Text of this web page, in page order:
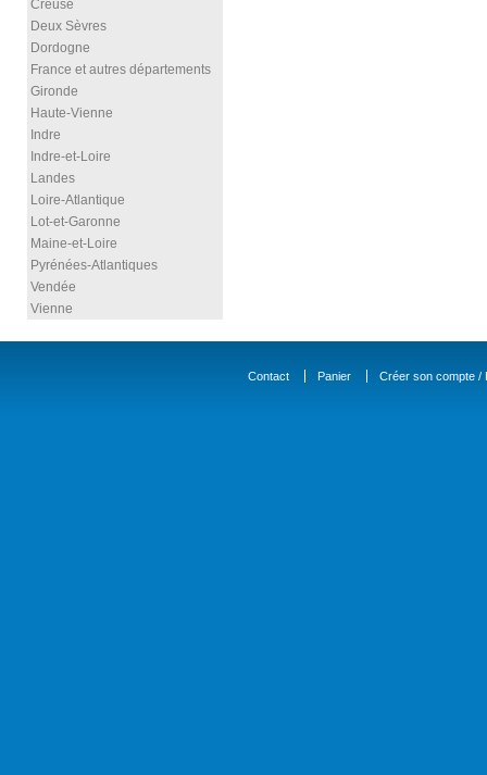
Creuse
Deux Sèvres
Dordogne
France et autres départements
Gironde
Haute-Vienne
Indre
Indre-et-Loire
Landes
Loire-Atlantique
Lot-et-Garonne
Maine-et-Loire
Pyrénées-Atlantiques
Vendée
Vienne
Contact Panier Créer son compte /